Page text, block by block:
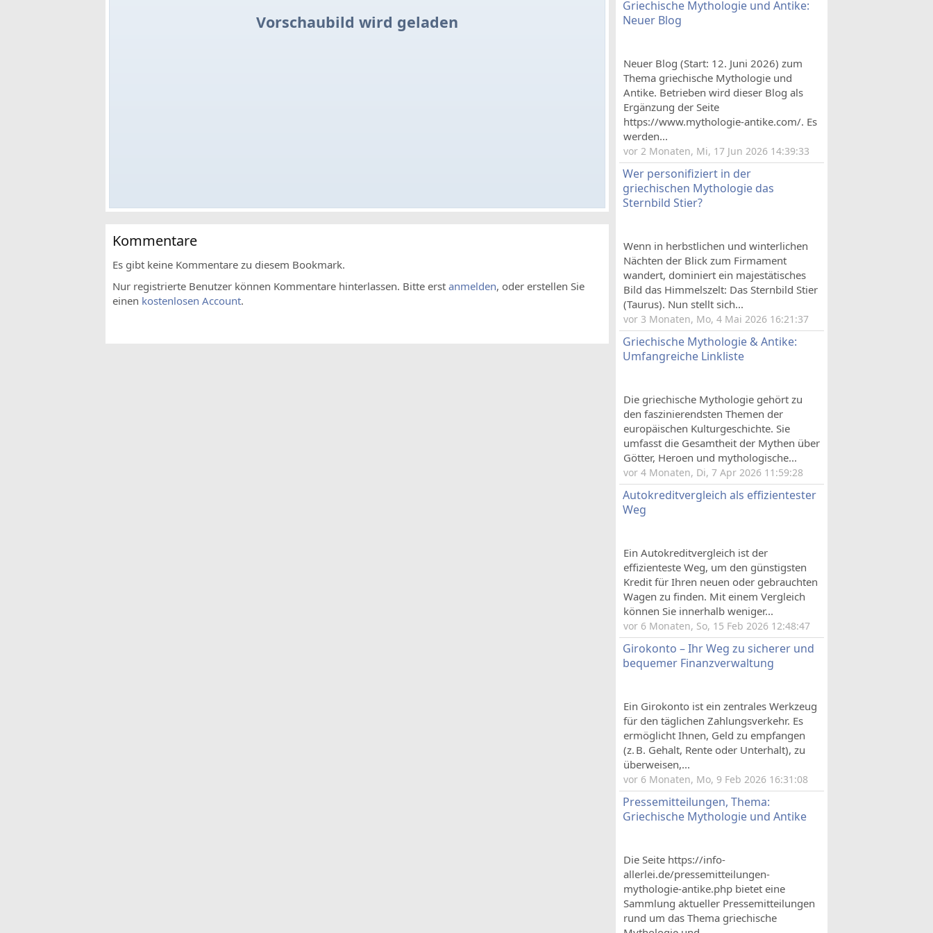
Vorschaubild wird geladen
Kommentare
Es gibt keine Kommentare zu diesem Bookmark.
Nur registrierte Benutzer können Kommentare hinterlassen. Bitte erst anmelden, oder erstellen Sie
einen kostenlosen Account.
Griechische Mythologie und Antike:
Neuer Blog
Neuer Blog (Start: 12. Juni 2026) zum
Thema griechische Mythologie und
Antike. Betrieben wird dieser Blog als
Ergänzung der Seite
https://www.mythologie-antike.com/. Es
werden...
vor 2 Monaten, Mi, 17 Jun 2026 14:39:33
Wer personifiziert in der
griechischen Mythologie das
Sternbild Stier?
Wenn in herbstlichen und winterlichen
Nächten der Blick zum Firmament
wandert, dominiert ein majestätisches
Bild das Himmelszelt: Das Sternbild Stier
(Taurus). Nun stellt sich...
vor 3 Monaten, Mo, 4 Mai 2026 16:21:37
Griechische Mythologie & Antike:
Umfangreiche Linkliste
Die griechische Mythologie gehört zu
den faszinierendsten Themen der
europäischen Kulturgeschichte. Sie
umfasst die Gesamtheit der Mythen über
Götter, Heroen und mythologische...
vor 4 Monaten, Di, 7 Apr 2026 11:59:28
Autokreditvergleich als effizientester
Weg
Ein Autokreditvergleich ist der
effizienteste Weg, um den günstigsten
Kredit für Ihren neuen oder gebrauchten
Wagen zu finden. Mit einem Vergleich
können Sie innerhalb weniger...
vor 6 Monaten, So, 15 Feb 2026 12:48:47
Girokonto – Ihr Weg zu sicherer und
bequemer Finanzverwaltung
Ein Girokonto ist ein zentrales Werkzeug
für den täglichen Zahlungsverkehr. Es
ermöglicht Ihnen, Geld zu empfangen
(z. B. Gehalt, Rente oder Unterhalt), zu
überweisen,...
vor 6 Monaten, Mo, 9 Feb 2026 16:31:08
Pressemitteilungen, Thema:
Griechische Mythologie und Antike
Die Seite https://info-
allerlei.de/pressemitteilungen-
mythologie-antike.php bietet eine
Sammlung aktueller Pressemitteilungen
rund um das Thema griechische